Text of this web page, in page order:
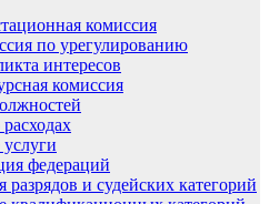
комиссия
по урегулированию
интересов
комиссия
федераций
разрядов и судейских категорий